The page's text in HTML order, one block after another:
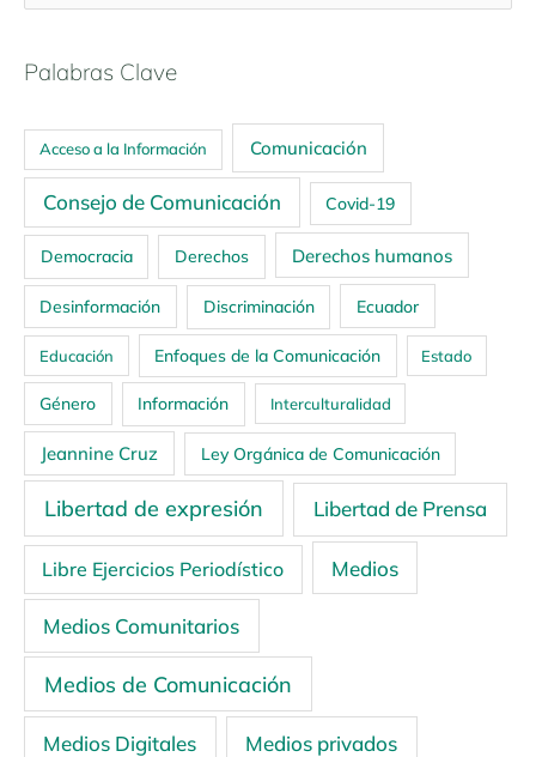
Palabras Clave
Acceso a la Información Comunicación
Consejo de Comunicación Covid-19
Democracia Derechos Derechos humanos
Desinformación Discriminación Ecuador
Educación Enfoques de la Comunicación Estado
Género Información Interculturalidad
Jeannine Cruz Ley Orgánica de Comunicación
Libertad de expresión Libertad de Prensa
Libre Ejercicios Periodístico Medios
Medios Comunitarios
Medios de Comunicación
Medios Digitales Medios privados